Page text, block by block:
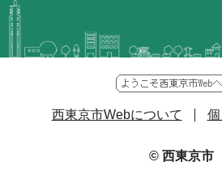
西東京市Webについて
© 西東京市